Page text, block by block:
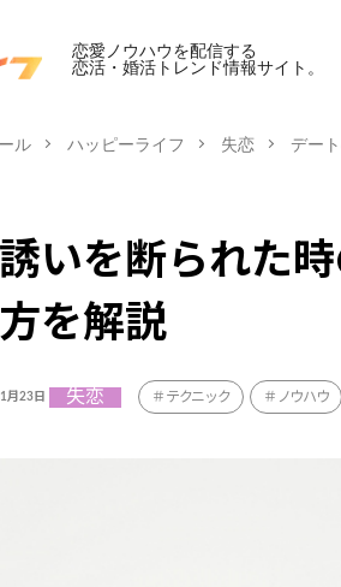
恋愛ノウハウを配信する
恋活・婚活トレンド情報サイト。
ル ハッピーライフ 失恋 デー
いを断られた
を解説
月23日 失恋 テクニック ノウハウ